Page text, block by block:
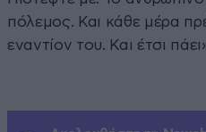
πόλεμος. Και κάθε μέρα
εναντίον του. Και έτσι